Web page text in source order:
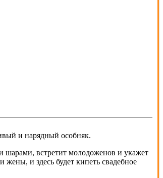
и нарядный особняк.
шарами, встретит молодоженов и укажет
и здесь будет кипеть свадебное